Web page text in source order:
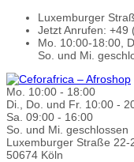
Luxemburger
Jetzt Anrufen: +49
Mo. 10:00-18:00,
So. und Mi.
Mo. 10:00 - 18:00
Di., Do. und Fr. 10:00 -
Sa. 09:00 - 16:00
So. und Mi. geschlossen
Luxemburger Straße 22-
50674 Köln